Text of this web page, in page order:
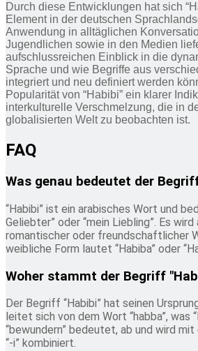
Durch diese Entwicklungen hat sich
Element in der deutschen
Anwendung in alltäglichen
Jugendlichen sowie in den Medien
aufschlussreichen Einblick in die
Sprache und wie Begriffe aus
integriert und neu definiert werden
Popularität von “Habibi” ein klarer
interkulturelle Verschmelzung, die in
globalisierten Welt zu beobachten ist.
FAQ
Was genau bedeutet der
“Habibi” ist ein arabisches Wort und
Geliebter” oder “mein Liebling”. Es
romantischer oder freundschaftlicher
weibliche Form lautet “Habiba” oder
Woher stammt der Begriff
Der Begriff “Habibi” hat seinen
leitet sich von dem Wort “habba”, was
“bewundern” bedeutet, ab und wird
“-i” kombiniert.